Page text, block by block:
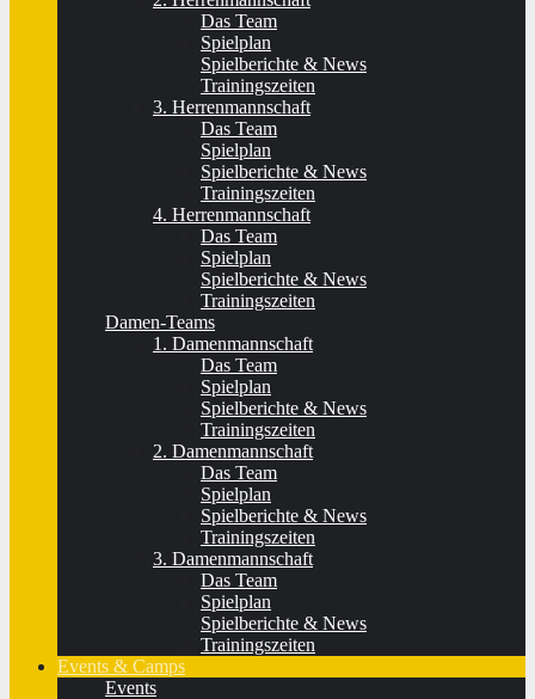
Das Team
Spielplan
Spielberichte & News
Trainingszeiten
3. Herrenmannschaft
Das Team
Spielplan
Spielberichte & News
Trainingszeiten
4. Herrenmannschaft
Das Team
Spielplan
Spielberichte & News
Trainingszeiten
Damen-Teams
1. Damenmannschaft
Das Team
Spielplan
Spielberichte & News
Trainingszeiten
2. Damenmannschaft
Das Team
Spielplan
Spielberichte & News
Trainingszeiten
3. Damenmannschaft
Das Team
Spielplan
Spielberichte & News
Trainingszeiten
Events & Camps
Events